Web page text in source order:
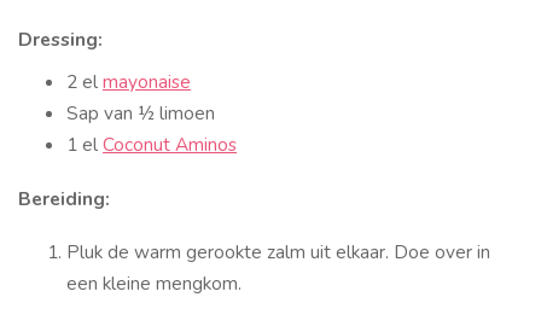
Dressing:
2 elmayonaise
Sap van ½ limoen
1 elCoconut Aminos
Bereiding:
Pluk de warm gerookte zalm uit elkaar. Doe over in
een kleine mengkom.